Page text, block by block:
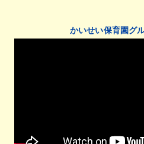
かいせい保育園グ